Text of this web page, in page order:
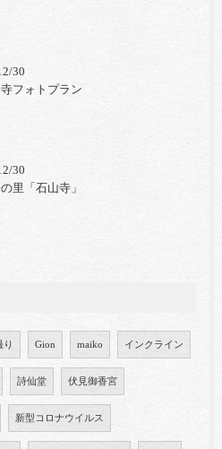
30
フォトプラン
30
里「石山寺」
り Gion maiko インクライン
詩仙堂 伏見御香宮
新型コロナウイルス